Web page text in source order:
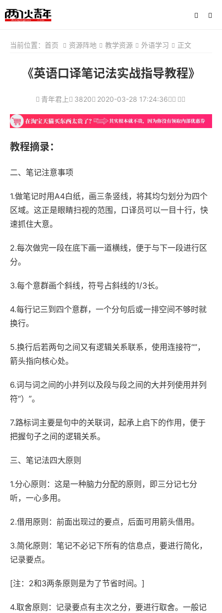
当前位置： 首页 资源阵地 教学资源 外语学习 正文
《英语口译笔记法实战指导教程》
青年君上 3820 2020-03-28 17:24:36
教程摘录：
二、笔记注意事项
1.做笔记时用A4白纸，画三条竖线，将其均匀划分为四个
区域。这正是眼睛扫视的范围，口译员可以一目十行，快
速抓住大意。
2.每次做完一段在底下画一道横线，便于与下一段进行区
分。
3.每个意群画个斜线，符号占斜线的1/3长。
4.每行记三到四个意群，一个分句后或一排空间不够时就
换行。
5.换行后若两句之间又有逻辑关系联系，使用连接符“”，
箭头指向核心处。
6.词与词之间的小并列以及段与段之间的大并列使用并列
符“）”。
7.路标词主要是句中的关联词，起承上启下的作用，便于
把握句子之间的逻辑关系。
三、笔记法四大原则
1.分心原则：这是一种脑力分配的原则，即三分记七分
听，一心多用。
2.借用原则：前面出现过的要点，后面可用箭头借用。
3.简化原则：笔记不必记下所有的信息点，要进行简化，
记录要点。
[注：2和3两条原则是为了节省时间。]
4.取舍原则：记录要点有主次之分，要进行取舍。一般记